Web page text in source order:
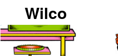
Wilco